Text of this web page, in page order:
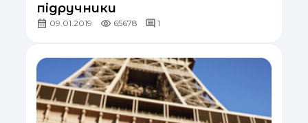
підручники
09.01.2019 65678 1